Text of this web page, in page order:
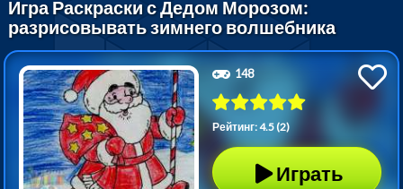
Игра Раскраски с Дедом Морозом:
разрисовывать зимнего волшебника
148
Рейтинг: 4.5 (2)
Играть